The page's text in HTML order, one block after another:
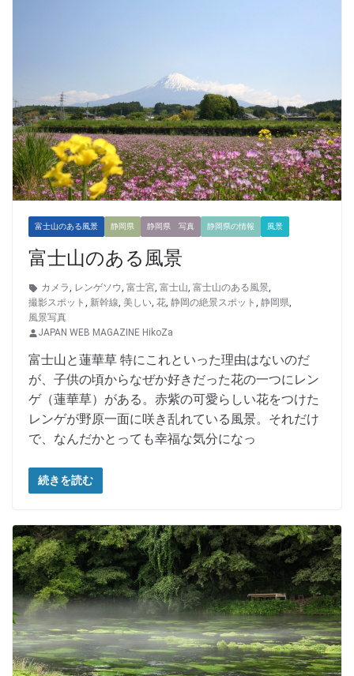
富士山のある風景 静岡県 静岡県 写真 静岡県の情報 風景
富士山のある風景
カメラ, レンゲソウ, 富士宮, 富士山, 富士山のある風景,
撮影スポット , 新幹線, 美しい, 花, 静岡の絶景スポット , 静岡県,
風景写真
JAPAN WEB MAGAZINE HikoZa
富士山と蓮華草 特にこれといった理由はないのだ
が、子供の頃からなぜか好きだった花の一つにレン
ゲ（蓮華草）がある。赤紫の可愛らしい花をつけた
レンゲが野原一面に咲き乱れている風景。それだけ
で、なんだかとっても幸福な気分になっ
続きを読む